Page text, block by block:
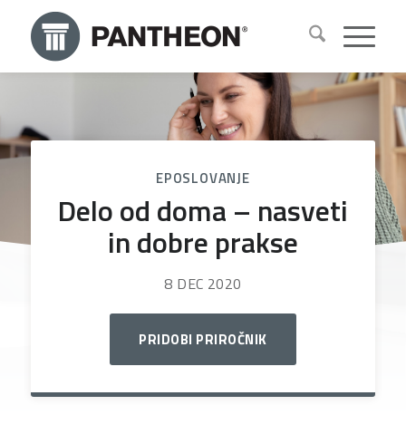
EPOSLOVANJE
Delo od doma – nasveti
in dobre prakse
8 DEC 2020
PRIDOBI PRIROČNIK